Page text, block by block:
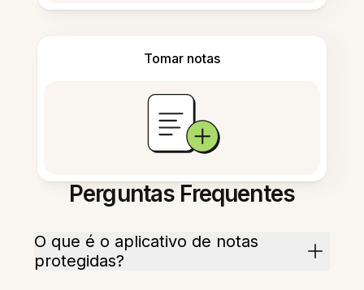
Tomar notas
Perguntas Frequentes
O que é o aplicativo de notas
protegidas?